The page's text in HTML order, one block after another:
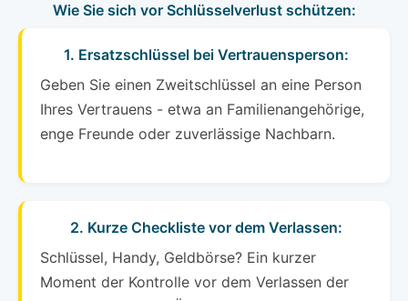
Wie Sie sich vor Schlüsselverlust schützen:
1. Ersatzschlüssel bei Vertrauensperson:
Geben Sie einen Zweitschlüssel an eine Person
Ihres Vertrauens - etwa an Familienangehörige,
enge Freunde oder zuverlässige Nachbarn.
2. Kurze Checkliste vor dem Verlassen:
Schlüssel, Handy, Geldbörse? Ein kurzer
Moment der Kontrolle vor dem Verlassen der